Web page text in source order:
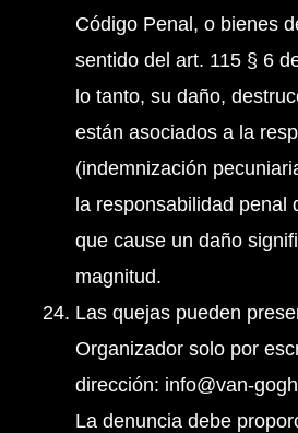
Código Penal, o bienes
sentido del art. 115 § 6
lo tanto, su daño,
están asociados a la
(indemnización
la responsabilidad penal
que cause un daño
magnitud.
Las quejas pueden
Organizador solo por
dirección: info@van-
La denuncia debe